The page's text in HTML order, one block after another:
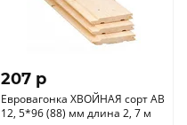
207 p
Евровагонка ХВОЙНАЯ сорт АВ
12, 5*96 (88) мм длина 2, 7 м